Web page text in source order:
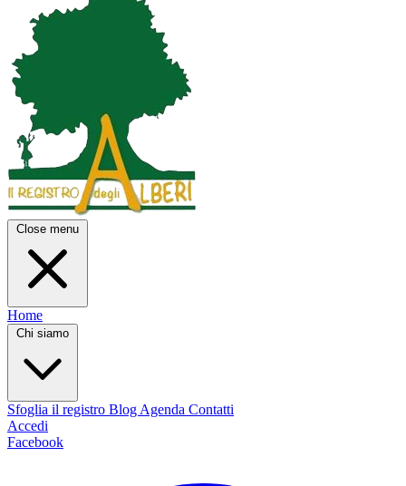
Close menu
Home
Chi siamo
Sfoglia il registro Blog Agenda Contatti
Accedi
Facebook